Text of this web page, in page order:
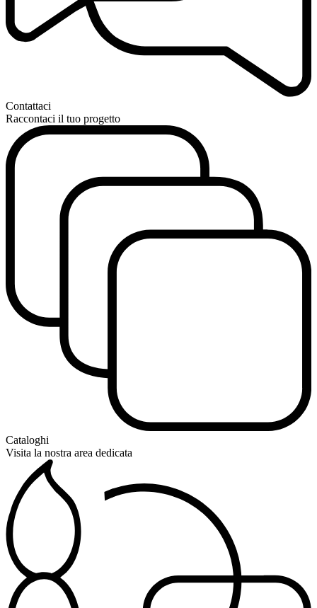
Contattaci
Raccontaci il tuo progetto
Cataloghi
Visita la nostra area dedicata